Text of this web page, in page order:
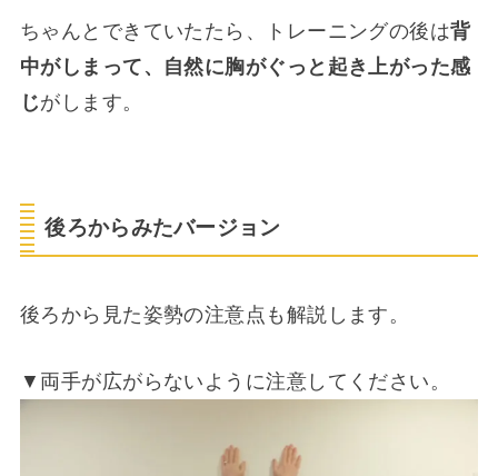
ちゃんとできていたたら、トレーニングの後は背
中がしまって、自然に胸がぐっと起き上がった感
じがします。
後ろからみたバージョン
後ろから見た姿勢の注意点も解説します。
▼両手が広がらないように注意してください。